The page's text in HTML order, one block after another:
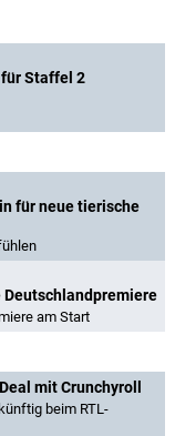
für Staffel 2
für neue tierische
Deutschlandpremiere
am Start
mit Crunchyroll
beim RTL-